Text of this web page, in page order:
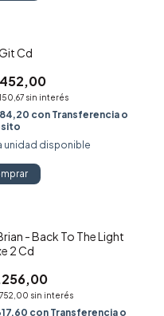
Cd
sin interés
con Transferencia o
unidad disponible
- Back To The Light
2 Cd
sin interés
con Transferencia o